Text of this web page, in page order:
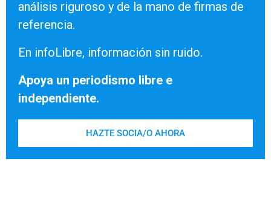
análisis riguroso y de la mano de firmas de
referencia.
En infoLibre, información sin ruido.
Apoya un periodismo libre e
independiente.
HAZTE SOCIA/O AHORA